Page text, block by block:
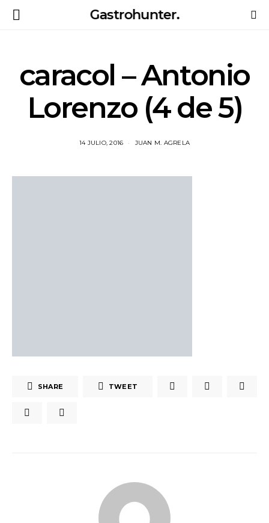
Gastrohunter.
caracol – Antonio
Lorenzo (4 de 5)
14 JULIO, 2016 JUAN M. AGRELA
SHARE TWEET